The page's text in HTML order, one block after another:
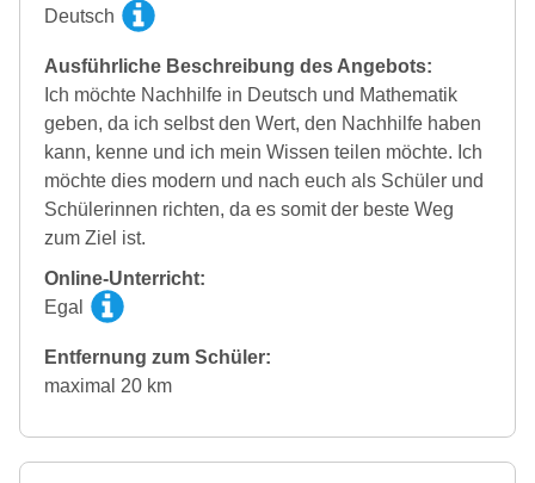
Deutsch
Ausführliche Beschreibung des Angebots:
Ich möchte Nachhilfe in Deutsch und Mathematik
geben, da ich selbst den Wert, den Nachhilfe haben
kann, kenne und ich mein Wissen teilen möchte. Ich
möchte dies modern und nach euch als Schüler und
Schülerinnen richten, da es somit der beste Weg
zum Ziel ist.
Online-Unterricht:
Egal
Entfernung zum Schüler:
maximal 20 km